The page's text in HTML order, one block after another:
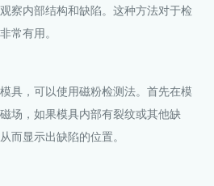
察内部结构和缺陷。这种方法对于检
常有用。
具，可以使用磁粉检测法。首先在模
场，如果模具内部有裂纹或其他缺
而显示出缺陷的位置。